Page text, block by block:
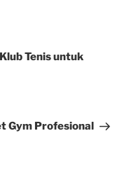
Tenis untuk
Gym Profesional